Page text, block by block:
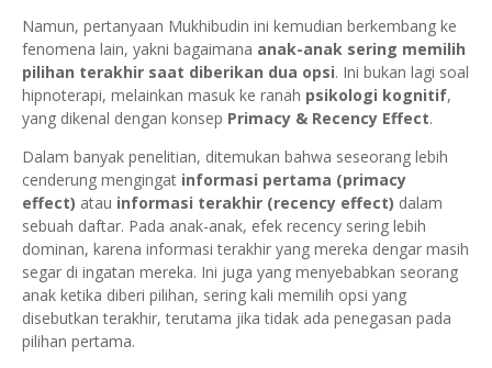
Namun, pertanyaan Mukhibudin ini kemudian berkembang ke
fenomena lain, yakni bagaimana anak-anak sering memilih
pilihan terakhir saat diberikan dua opsi. Ini bukan lagi soal
hipnoterapi, melainkan masuk ke ranah psikologi kognitif,
yang dikenal dengan konsep Primacy & Recency Effect.
Dalam banyak penelitian, ditemukan bahwa seseorang lebih
cenderung mengingat informasi pertama (primacy
effect) atau informasi terakhir (recency effect) dalam
sebuah daftar. Pada anak-anak, efek recency sering lebih
dominan, karena informasi terakhir yang mereka dengar masih
segar di ingatan mereka. Ini juga yang menyebabkan seorang
anak ketika diberi pilihan, sering kali memilih opsi yang
disebutkan terakhir, terutama jika tidak ada penegasan pada
pilihan pertama.